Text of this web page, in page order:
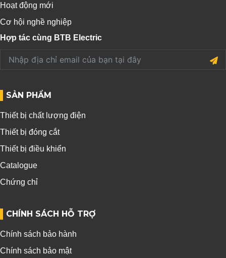
Hoạt động mới
Cơ hội nghề nghiệp
Hợp tác cùng BTB Electric
SẢN PHẨM
Thiết bị chất lượng điện
Thiết bị đóng cắt
Thiết bị điều khiển
Catalogue
Chứng chỉ
CHÍNH SÁCH HỖ TRỢ
Chính sách bảo hành
Chính sách bảo mật